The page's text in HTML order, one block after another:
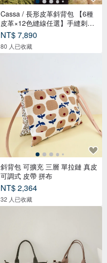
Cassa / 長形皮革斜背包 【6種
皮革×12色縫線任選】手縫刺繡
免費客製化 / 日本製 / 斜背 / 支
援禮品包裝 【jb-81】
NT$ 7,890
80 人已收藏
斜背包 可擴充 三層 單拉鏈 真皮
可調式 皮帶 拼布
NT$ 2,364
32 人已收藏